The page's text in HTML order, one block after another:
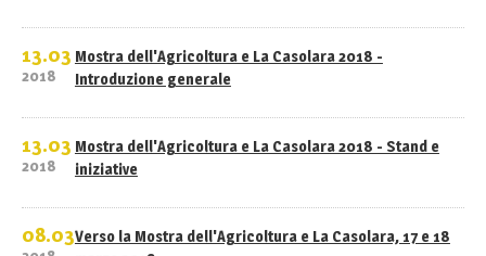
13.03
2018
Mostra dell'Agricoltura e La Casolara 2018 -
Introduzione generale
13.03
2018
Mostra dell'Agricoltura e La Casolara 2018 - Stand e
iniziative
08.03Verso la Mostra dell'Agricoltura e La Casolara, 17 e 18